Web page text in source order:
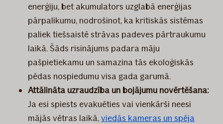
enerģiju, bet akumulators uzglabā enerģijas
pārpalikumu, nodrošinot, ka kritiskās sistēmas
paliek tiešsaistē strāvas padeves pārtraukumu
laikā. Šāds risinājums padara māju
pašpietiekamu un samazina tās ekoloģiskās
pēdas nospiedumu visa gada garumā.
Attālināta uzraudzība un bojājumu novērtēšana:
Ja esi spiests evakuēties vai vienkārši neesi
mājās vētras laikā,viedās kameras un spēja